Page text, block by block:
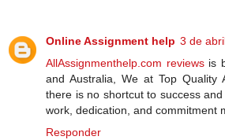
Online Assignment help 3 de
AllAssignmenthelp.com reviewsis
and Australia, We at Top Quality
there is no shortcut to success
work, dedication, and commitment
Responder